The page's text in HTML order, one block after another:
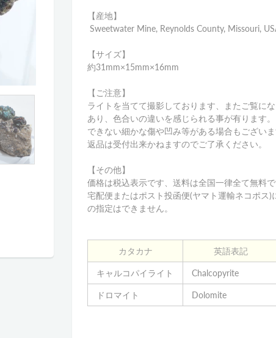
【産地】
Sweetwater Mine, Reynolds County, Missouri,
【サイズ】
約31mm×15mm×16mm
【ご注意】
ライトを当てて撮影しております、またご覧に
あり、色合いの違いを感じられる事が有ります
できない細かな傷や凹み等がある場合もござい
返品は受付出来かねますのでご了承ください。
【その他】
価格は税込表示です、送料は全国一律全て無料で
宅配便またはポスト投函便(ヤマト運輸ネコポス
の指定はできません。
カタカナ 英語表記
キャルコパイライト Chalcopyrite
ドロマイト Dolomite